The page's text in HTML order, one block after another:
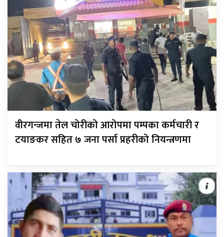
वीरगन्जमा तेल चोरीको आरोपमा पम्पका कर्मचारी र
टयाङकर सहित ७ जना पर्सा प्रहरीको नियन्त्रणमा